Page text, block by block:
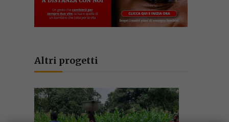
Altri progetti